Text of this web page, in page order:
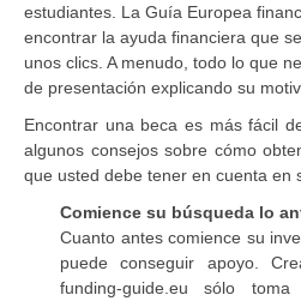
estudiantes. La Guía Europea
encontrar la ayuda financiera que
unos clics. A menudo, todo lo que
de presentación explicando su
Encontrar una beca es más fácil
algunos consejos sobre cómo
que usted debe tener en cuenta en
Comience su búsqueda lo
Cuanto antes comience su
puede conseguir apoyo.
funding-guide.eu sólo